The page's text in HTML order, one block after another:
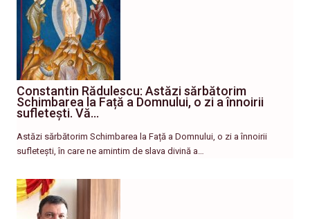
Constantin Rădulescu: Astăzi sărbătorim
Schimbarea la Față a Domnului, o zi a înnoirii
sufletești. Vă…
Astăzi sărbătorim Schimbarea la Față a Domnului, o zi a înnoirii
sufletești, în care ne amintim de slava divină a…